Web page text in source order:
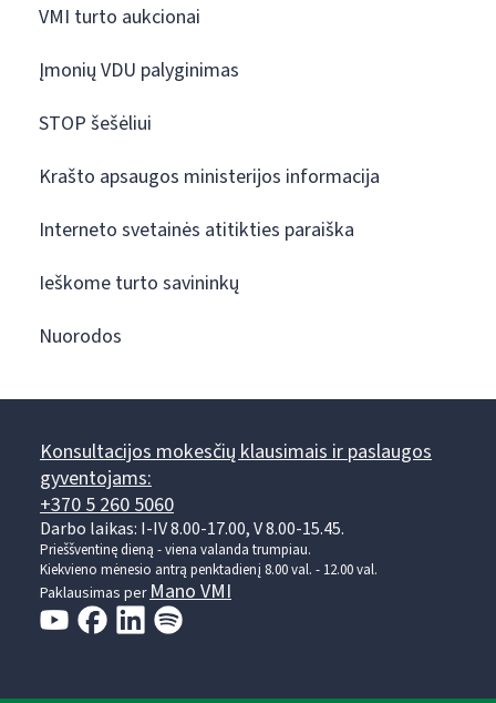
VMI turto aukcionai
Įmonių VDU palyginimas
STOP šešėliui
Krašto apsaugos ministerijos informacija
Interneto svetainės atitikties paraiška
Ieškome turto savininkų
Nuorodos
Konsultacijos mokesčių klausimais ir paslaugos
gyventojams:
+370 5 260 5060
Darbo laikas: I-IV 8.00-17.00, V 8.00-15.45.
Prieššventinę dieną - viena valanda trumpiau.
Kiekvieno mėnesio antrą penktadienį 8.00 val. - 12.00 val.
Paklausimas perMano VMI